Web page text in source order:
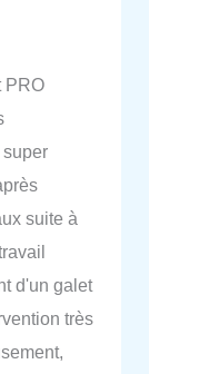
PRO
suite à
d'un galet
très